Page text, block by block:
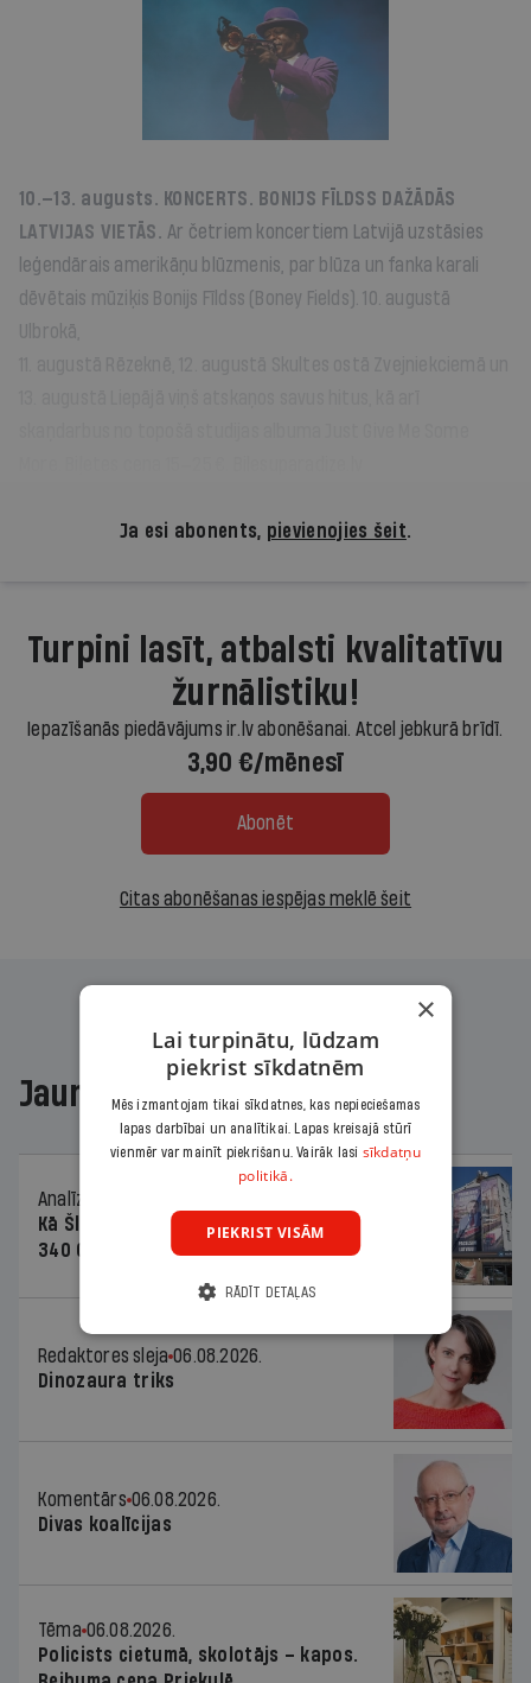
10.—13. augusts. KONCERTS. BONIJS FĪLDSS DAŽĀDĀS
LATVIJAS VIETĀS. Ar četriem koncertiem Latvijā uzstāsies
leģendārais amerikāņu blūzmenis, par blūza un fanka karali
dēvētais mūziķis Bonijs Fīldss ( Boney Fields ). 10. augustā
Ulbrokā,
Ja esi abonents, pievienojies šeit.
Turpini lasīt, atbalsti kvalitatīvu
žurnālistiku!
Iepazīšanās piedāvājums ir.lv abonēšanai. Atcel jebkurā brīdī.
3,90 €/mēnesī
Abonēt
Citas abonēšanas iespējas meklē šeit
Jaunākajā žurnālā
Analīze
Kā Šlesera partija palika nesodīta par
340 000 vērtu reklāmas kampaņu
Redaktores sleja 06.08.2026.
Dinozaura triks
Komentārs 06.08.2026.
Divas koalīcijas
Tēma 06.08.2026.
Policists cietumā, skolotājs – kapos.
×
Lai turpinātu, lūdzam
piekrist sīkdatnēm
Mēs izmantojam tikai sīkdatnes, kas nepieciešamas
lapas darbībai un analītikai. Lapas kreisajā stūrī
vienmēr var mainīt piekrišanu. Vairāk lasi sīkdatņu
politikā.
PIEKRIST VISĀM
RĀDĪT DETAĻAS